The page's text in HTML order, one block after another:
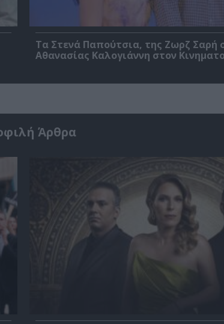
Τα Στενά Παπούτσια, της Ζωρζ Σαρή
Αθανασίας Καλογιάννη στον
Άρθρα